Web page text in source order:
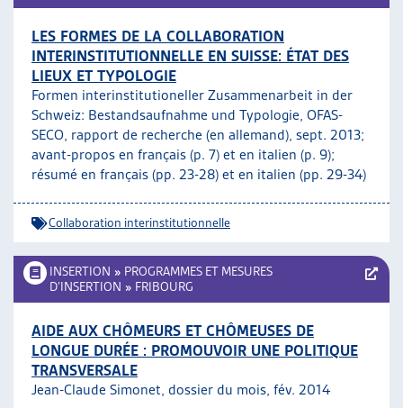
LES FORMES DE LA COLLABORATION
INTERINSTITUTIONNELLE EN SUISSE: ÉTAT DES
LIEUX ET TYPOLOGIE
Formen interinstitutioneller Zusammenarbeit in der
Schweiz: Bestandsaufnahme und Typologie, OFAS-
SECO, rapport de recherche (en allemand), sept. 2013;
avant-propos en français (p. 7) et en italien (p. 9);
résumé en français (pp. 23-28) et en italien (pp. 29-34)
Collaboration interinstitutionnelle
INSERTION » PROGRAMMES ET MESURES
D’INSERTION » FRIBOURG
AIDE AUX CHÔMEURS ET CHÔMEUSES DE
LONGUE DURÉE : PROMOUVOIR UNE POLITIQUE
TRANSVERSALE
Jean-Claude Simonet, dossier du mois, fév. 2014